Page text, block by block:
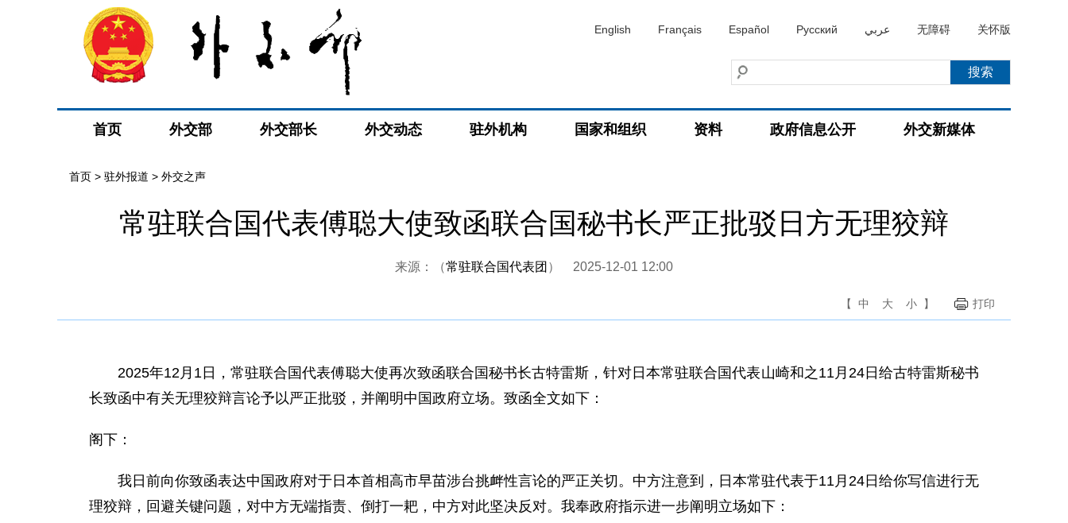
English Français Español Русский عربي 无障碍 关怀版
首页 外交部 外交部长 外交动态 驻外机构 国家和组织 资料 政府信息公开 外交新媒体
首页 > 驻外报道 > 外交之声
常驻联合国代表傅聪大使致函联合国秘书长严正批驳日方无理狡辩
来源：（常驻联合国代表团 ） 2025-12-01 12:00
【 中 大 小 】 打印
2025年12月1日，常驻联合国代表傅聪大使再次致函联合国秘书长古特雷斯，针对日本常驻联合国代表山崎和之11月24日给古特雷斯秘书
长致函中有关无理狡辩言论予以严正批驳，并阐明中国政府立场。致函全文如下：
阁下：
我日前向你致函表达中国政府对于日本首相高市早苗涉台挑衅性言论的严正关切。中方注意到，日本常驻代表于11月24日给你写信进行无
理狡辩，回避关键问题，对中方无端指责、倒打一耙，中方对此坚决反对。我奉政府指示进一步阐明立场如下：